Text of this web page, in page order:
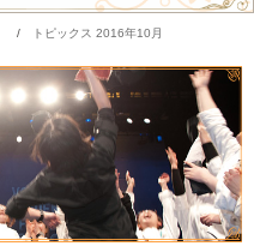
/ トピックス 2016年10月